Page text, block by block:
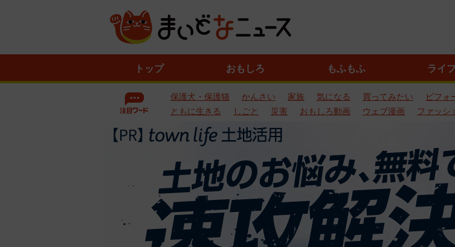
トップ おもしろ もふもふ ライ
保護犬・保護猫 かんさい 家族 気になる 買ってみたい ビフォ
ともに生きる
しごと 災害 おもしろ動画 ウェブ漫画 ファッシ